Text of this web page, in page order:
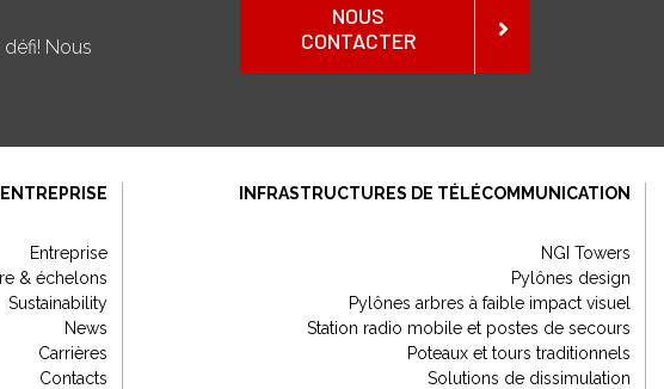
Nous
NOUS
CONTACTER
ENTREPRISE
Entreprise
& échelons
Sustainability
News
Carrières
Contacts
INFRASTRUCTURES DE TÉLÉCOMMUNICATION
NGI Towers
Pylônes design
Pylônes arbres à faible impact visuel
Station radio mobile et postes de secours
Poteaux et tours traditionnels
Solutions de dissimulation